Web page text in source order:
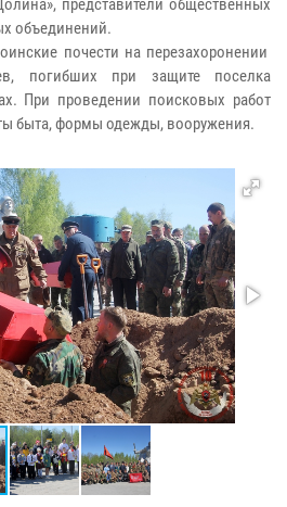
представители общественных
объединений.
почести на перезахоронении
погибших при защите поселка
При проведении поисковых работ
быта, формы одежды, вооружения.